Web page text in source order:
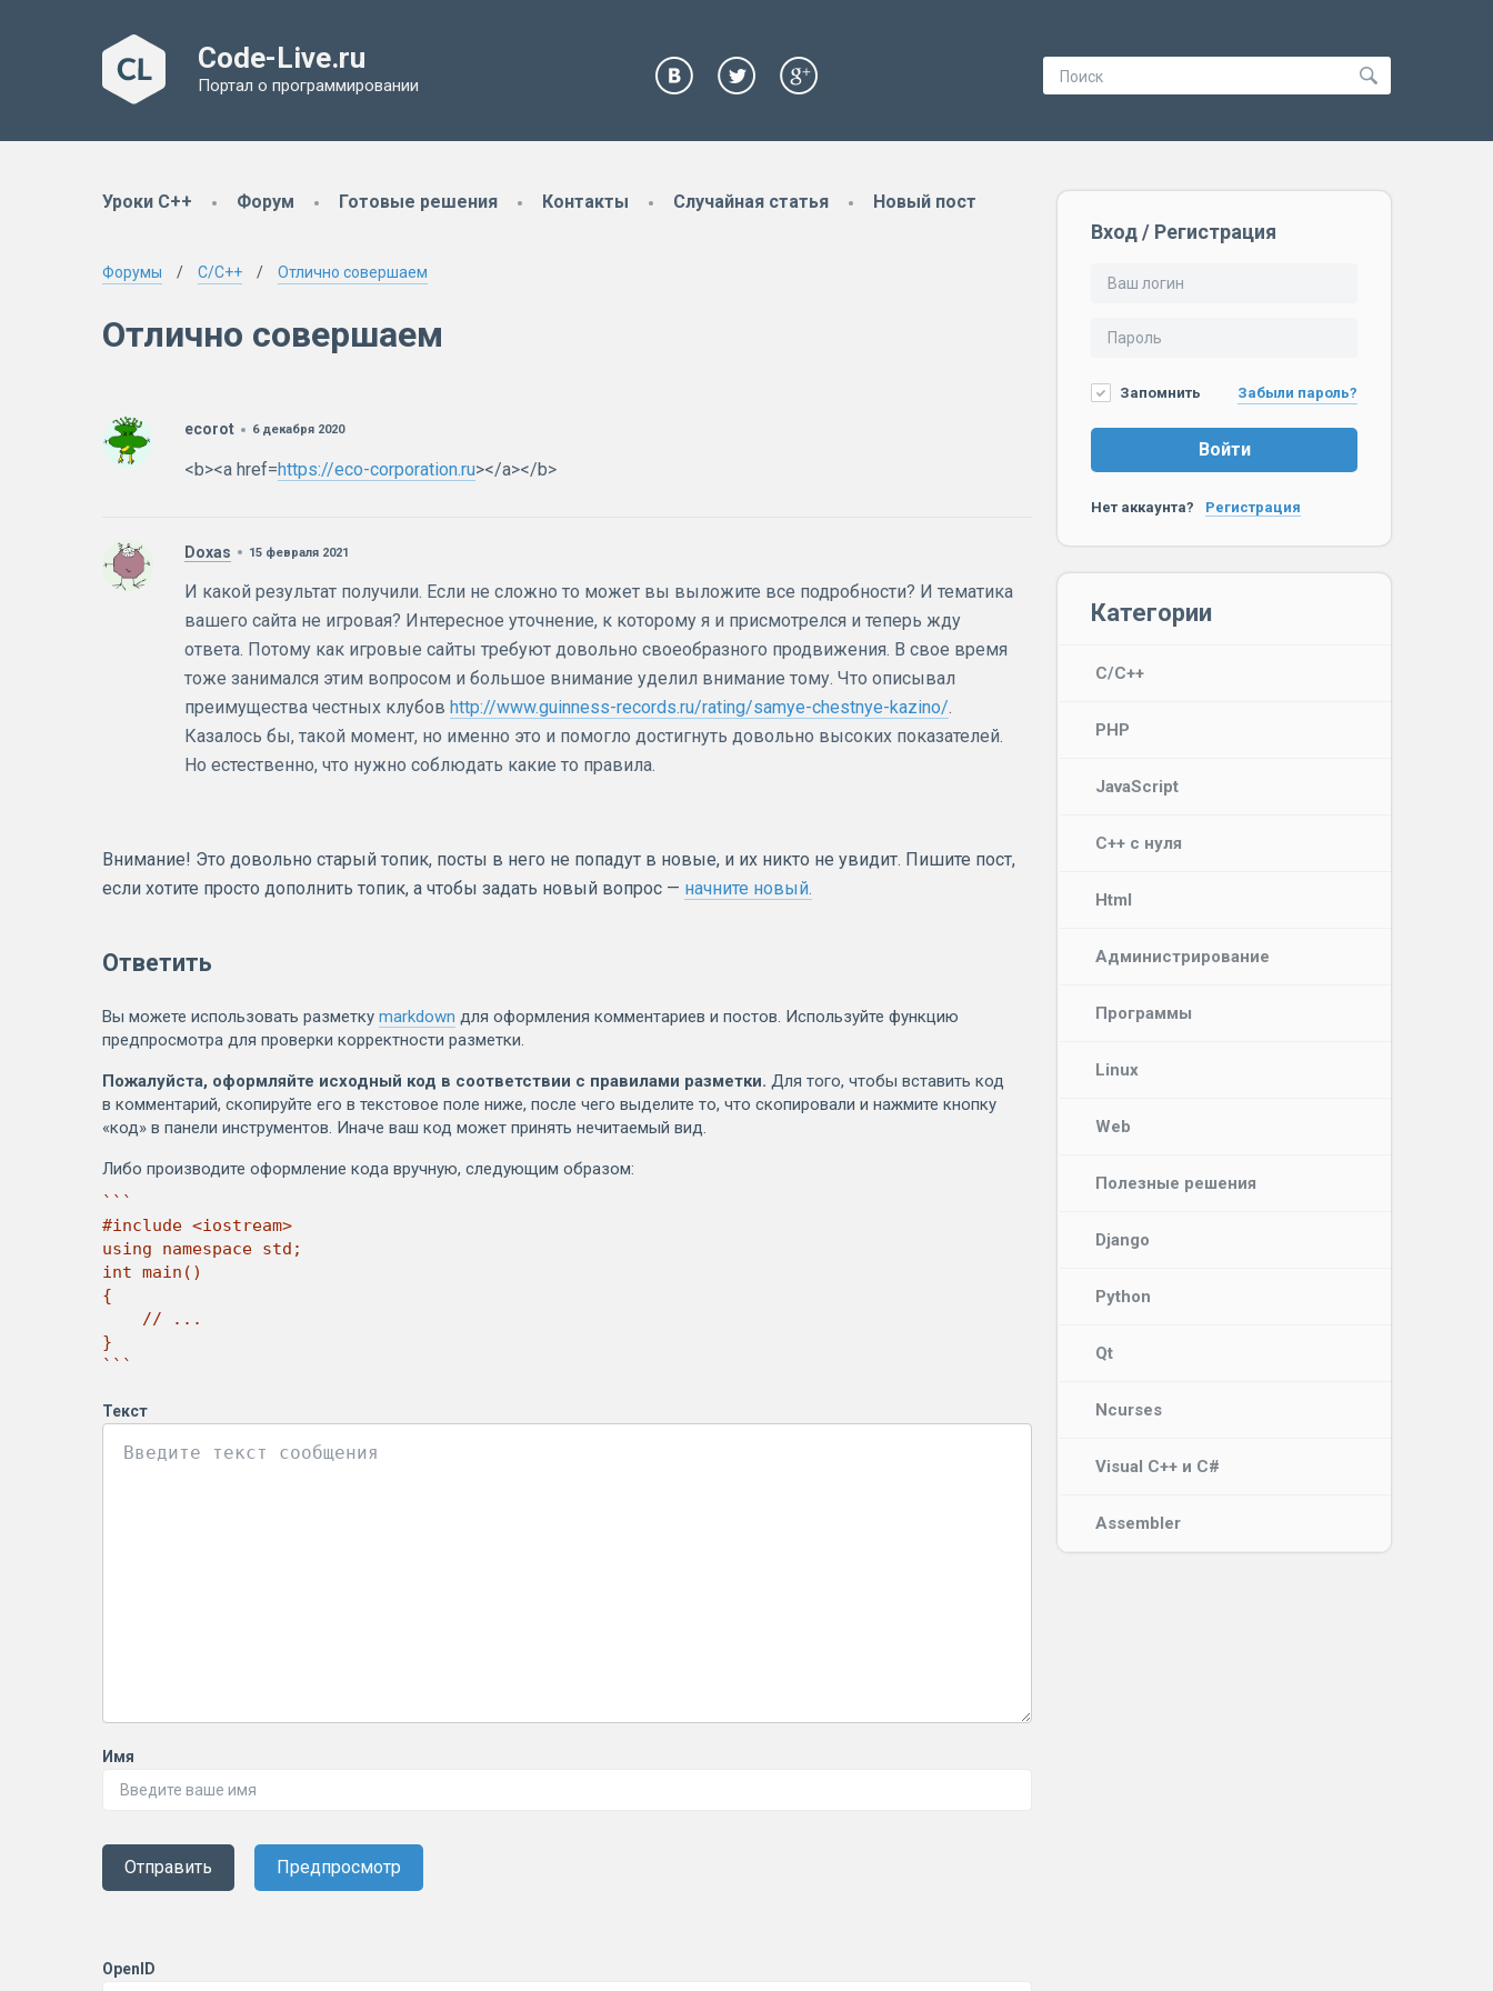
Code-Live.ru
Портал о программировании
Уроки C++ Форум Готовые решения Контакты Случайная статья Новый пост
Форумы C/C++ Отлично совершаем
Отлично совершаем
ecorot 6 декабря 2020
<b><a href=https://eco-corporation.ru></a></b>
Doxas 15 февраля 2021
И какой результат получили. Если не сложно то может вы выложите все подробности? И тематика
вашего сайта не игровая? Интересное уточнение, к которому я и присмотрелся и теперь жду
ответа. Потому как игровые сайты требуют довольно своеобразного продвижения. В свое время
тоже занимался этим вопросом и большое внимание уделил внимание тому. Что описывал
преимущества честных клубов http://www.guinness-records.ru/rating/samye-chestnye-kazino/.
Казалось бы, такой момент, но именно это и помогло достигнуть довольно высоких показателей.
Но естественно, что нужно соблюдать какие то правила.
Внимание! Это довольно старый топик, посты в него не попадут в новые, и их никто не увидит. Пишите пост,
если хотите просто дополнить топик, а чтобы задать новый вопрос — начните новый.
Ответить
Вы можете использовать разметку markdown для оформления комментариев и постов. Используйте функцию
предпросмотра для проверки корректности разметки.
Пожалуйста, оформляйте исходный код в соответствии с правилами разметки. Для того, чтобы вставить код
в комментарий, скопируйте его в текстовое поле ниже, после чего выделите то, что скопировали и нажмите кнопку
«код» в панели инструментов. Иначе ваш код может принять нечитаемый вид.
Либо производите оформление кода вручную, следующим образом:
```
#include <iostream>
using namespace std;
int main()
{
}
```
Текст
Имя
Отправить Предпросмотр
OpenID
Вход / Регистрация
Запомнить Забыли пароль?
Войти
Нет аккаунта? Регистрация
Категории
C/C++
PHP
JavaScript
C++ с нуля
Html
Администрирование
Программы
Linux
Web
Полезные решения
Django
Python
Qt
Ncurses
Visual C++ и C#
Assembler